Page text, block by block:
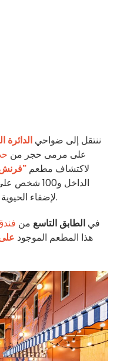
ننتقل إلى ضواحي
على مرمى حجر من
لاكتشاف مطعم
الداخل
لإضفاء الحيوية على أمسياتك وعطلات نهاية الأسبوع.
في الطابق التاسع من
هذا المطعم الموجود